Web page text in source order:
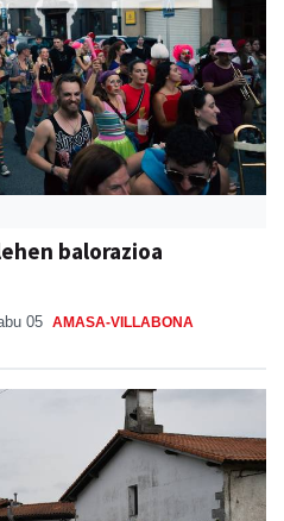
balorazioa
05 AMASA-VILLABONA